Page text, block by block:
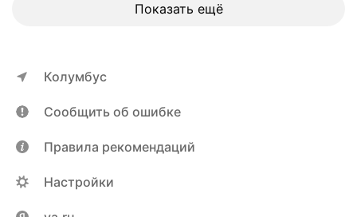
Показать ещё
Колумбус
Сообщить об ошибке
Правила рекомендаций
Настройки